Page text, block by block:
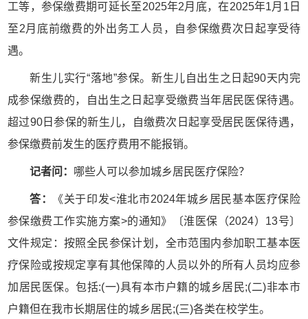
工等，参保缴费期可延长至2025年2月底，在2025年1月1日
至2月底前缴费的外出务工人员，自参保缴费次日起享受待
遇。
新生儿实行“落地”参保。新生儿自出生之日起90天内完
成参保缴费的，自出生之日起享受缴费当年居民医保待遇。
超过90日参保的新生儿，自缴费次日起享受居民医保待遇，
参保缴费前发生的医疗费用不能报销。
记者问： 哪些人可以参加城乡居民医疗保险？
答：
《关于印发<淮北市2024年城乡居民基本医疗保险
参保缴费工作实施方案>的通知》〔淮医保（2024）13号〕
文件规定：按照全民参保计划，全市范围内参加职工基本医
疗保险或按规定享有其他保障的人员以外的所有人员均应参
加居民医保。包括:(一)具有本市户籍的城乡居民;(二)非本市
户籍但在我市长期居住的城乡居民;(三)各类在校学生。